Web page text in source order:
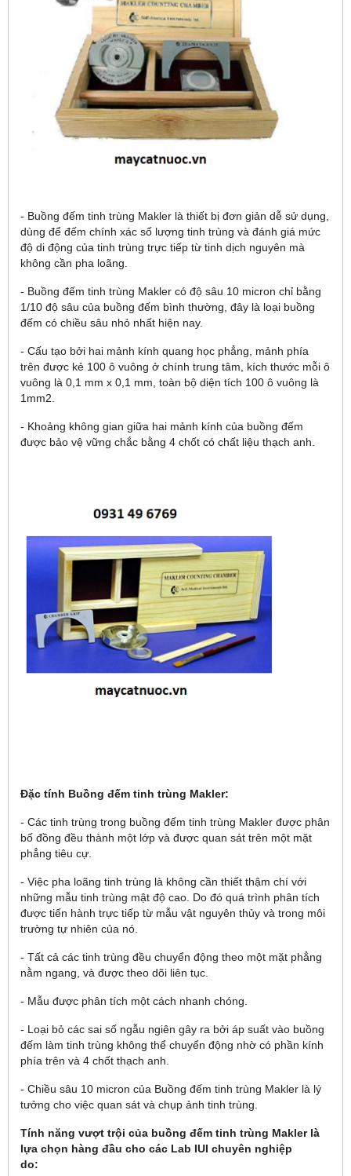
- Buồng đếm tinh trùng Makler là thiết bị đơn giản dễ sử dụng,
dùng để đếm chính xác số lượng tinh trùng và đánh giá mức
độ di động của tinh trùng trực tiếp từ tinh dịch nguyên mà
không cần pha loãng.
- Buồng đếm tinh trùng Makler có độ sâu 10 micron chỉ bằng
1/10 độ sâu của buồng đếm bình thường, đây là loại buồng
đếm có chiều sâu nhỏ nhất hiện nay.
- Cấu tạo bởi hai mảnh kính quang học phẳng, mảnh phía
trên được kẻ 100 ô vuông ở chính trung tâm, kích thước mỗi ô
vuông là 0,1 mm x 0,1 mm, toàn bộ diện tích 100 ô vuông là
1mm2.
- Khoảng không gian giữa hai mảnh kính của buồng đếm
được bảo vệ vững chắc bằng 4 chốt có chất liệu thạch anh.
Đặc tính Buồng đếm tinh trùng Makler:
- Các tinh trùng trong buồng đếm tinh trùng Makler được phân
bố đồng đều thành một lớp và được quan sát trên một mặt
phẳng tiêu cự.
- Việc pha loãng tinh trùng là không cần thiết thậm chí với
những mẫu tinh trùng mật độ cao. Do đó quá trình phân tích
được tiến hành trực tiếp từ mẫu vật nguyên thủy và trong môi
trường tự nhiên của nó.
- Tất cả các tinh trùng đều chuyển động theo một mặt phẳng
nằm ngang, và được theo dõi liên tục.
- Mẫu được phân tích một cách nhanh chóng.
- Loại bỏ các sai số ngẫu ngiên gây ra bởi áp suất vào buồng
đếm làm tinh trùng không thể chuyển động nhờ có phần kính
phía trên và 4 chốt thạch anh.
- Chiều sâu 10 micron của Buồng đếm tinh trùng Makler là lý
tưởng cho việc quan sát và chụp ảnh tinh trùng.
Tính năng vượt trội của buồng đếm tinh trùng Makler là
lựa chọn hàng đầu cho các Lab IUI chuyên nghiệp
do: